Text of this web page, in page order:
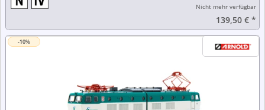
Nicht mehr verfügbar
139,50 €*
-10%